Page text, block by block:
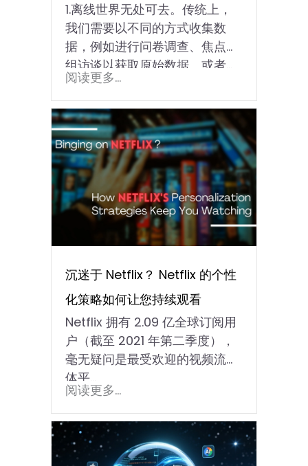
1.离线世界无处可去。传统上，
我们需要以不同的方式收集数
据，例如进行问卷调查、焦点小
组访谈以获取原始数据。或者...
阅读更多...
沉迷于 Netflix？ Netflix 的个性
化策略如何让您持续观看
Netflix 拥有 2.09 亿全球订阅用
户（截至 2021 年第二季度），
毫无疑问是最受欢迎的视频流媒
体平...
阅读更多...